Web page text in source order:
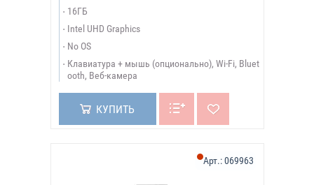
16ГБ
Intel UHD Graphics
No OS
Клавиатура + мышь (опционально), Wi-Fi, Bluet
ooth, Веб-камера
КУПИТЬ
Арт.:069963